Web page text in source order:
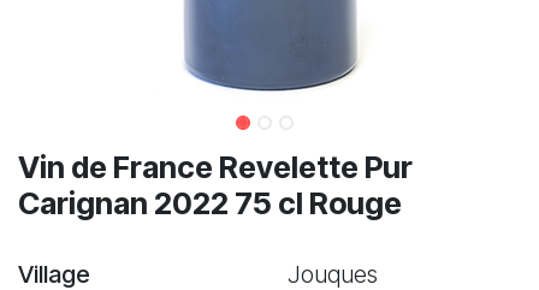
Vin de France Revelette Pur
Carignan 2022 75 cl Rouge
Village
Jouques